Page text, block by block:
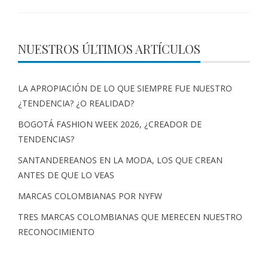
NUESTROS ÚLTIMOS ARTÍCULOS
LA APROPIACIÓN DE LO QUE SIEMPRE FUE NUESTRO
¿TENDENCIA? ¿O REALIDAD?
BOGOTÁ FASHION WEEK 2026, ¿CREADOR DE
TENDENCIAS?
SANTANDEREANOS EN LA MODA, LOS QUE CREAN
ANTES DE QUE LO VEAS
MARCAS COLOMBIANAS POR NYFW
TRES MARCAS COLOMBIANAS QUE MERECEN NUESTRO
RECONOCIMIENTO